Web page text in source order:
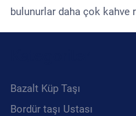
bulunurlar daha çok kahve
Bazalt Küp Taşı
Bordür taşı Ustası